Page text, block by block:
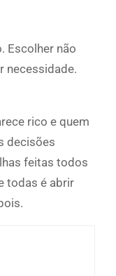
Escolher não
necessidade.
rico e quem
decisões
feitas todos
todas é abrir